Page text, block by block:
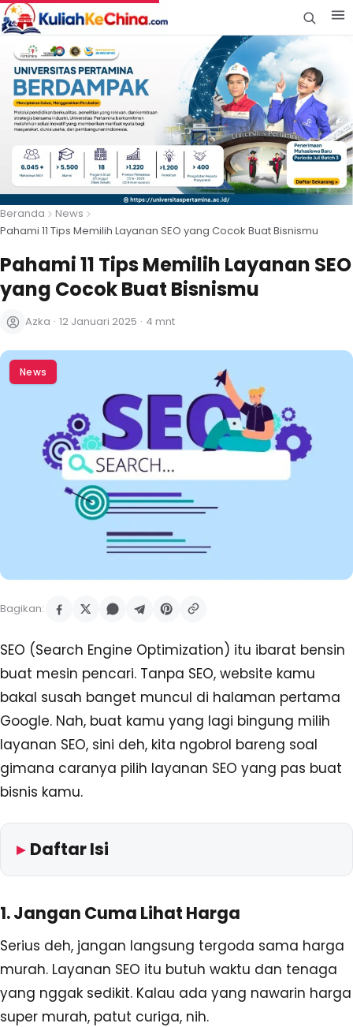
Beranda
News
Pahami 11 Tips Memilih Layanan SEO yang Cocok Buat Bisnismu
Pahami 11 Tips Memilih Layanan SEO
yang Cocok Buat Bisnismu
Azka · 12 Januari 2025 · 4 mnt
News
Bagikan:
SEO (Search Engine Optimization) itu ibarat bensin
buat mesin pencari. Tanpa SEO, website kamu
bakal susah banget muncul di halaman pertama
Google. Nah, buat kamu yang lagi bingung milih
layanan SEO, sini deh, kita ngobrol bareng soal
gimana caranya pilih layanan SEO yang pas buat
bisnis kamu.
Daftar Isi
1. Jangan Cuma Lihat Harga
Serius deh, jangan langsung tergoda sama harga
murah. Layanan SEO itu butuh waktu dan tenaga
yang nggak sedikit. Kalau ada yang nawarin harga
super murah, patut curiga, nih.